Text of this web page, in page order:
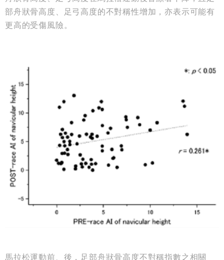
部舟狀骨高度、足弓高度的不對稱性增加，亦表示可能有
更高的受傷風險。
馬拉松運動前、後，足部舟狀骨高度不對稱指數之相關